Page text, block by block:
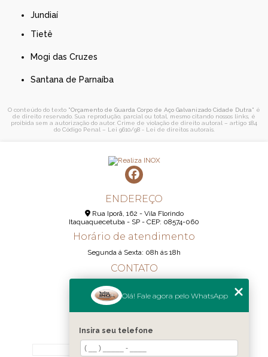
Jundiaí
Tietê
Mogi das Cruzes
Santana de Parnaíba
O conteúdo do texto "Orçamento de Guarda Corpo de Aço Galvanizado Cidade Dutra" é
de direito reservado. Sua reprodução, parcial ou total, mesmo citando nossos links, é
proibida sem a autorização do autor. Crime de violação de direito autoral – artigo 184
do Código Penal – Lei 9610/98 - Lei de direitos autorais.
ENDEREÇO
Rua Iporã, 162 - Vila Florindo
Itaquaquecetuba - SP - CEP: 08574-060
Horário de atendimento
Segunda á Sexta: 08h ás 18h
CONTATO
(11) 98189-1344
MENU
HOME
Olá! Fale agora pelo WhatsApp
Insira seu telefone